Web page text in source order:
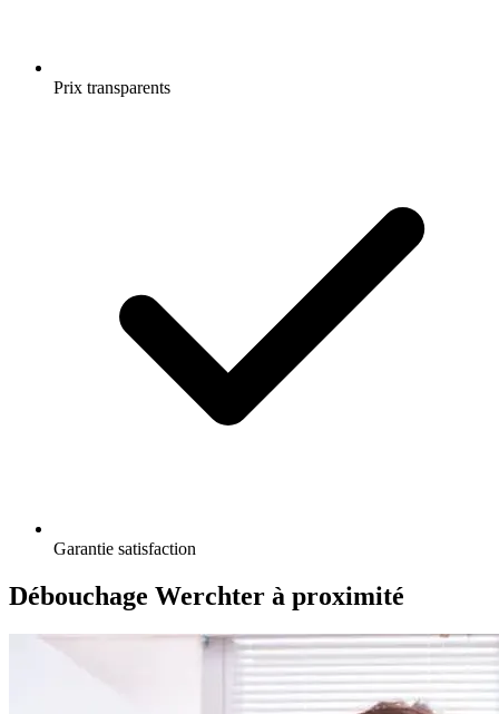
Prix transparents
Garantie satisfaction
Débouchage Werchter à proximité